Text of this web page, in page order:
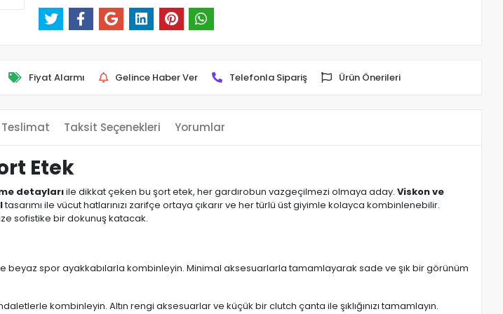
Fiyat Alarmı Gelince Haber Ver Telefonla Sipariş Ürün Önerileri
Taksit Seçenekleri Yorumlar
Etek
detaylarıile dikkat çeken bu şort etek, her gardırobun vazgeçilmezi olmaya aday.Viskon ve
tasarımı ile vücut hatlarınızı zarifçe ortaya çıkarır ve her türlü üst giyimle kolayca kombinlenebilir.
sofistike bir dokunuş katacak.
beyaz spor ayakkabılarla kombinleyin. Minimal aksesuarlarla tamamlayarak sade ve şık bir görünüm
kombinleyin. Altın rengi aksesuarlar ve küçük bir clutch çanta ile şıklığınızı tamamlayın.